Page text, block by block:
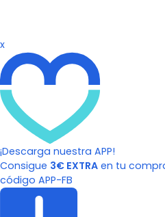
x
¡Descarga nuestra APP!
Consigue 3€ EXTRA en tu
código APP-FB